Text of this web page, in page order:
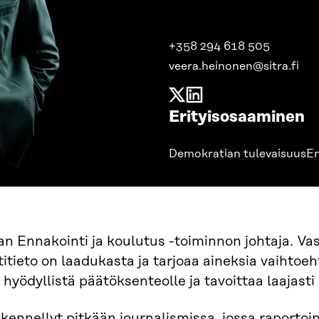
+358 294 618 505
veera.heinonen@sitra.fi
Erityisosaaminen
Demokratian tulevaisuus
Ennakointi ja koulutus -toiminnon johtaja.
on laadukasta ja tarjoaa aineksia
hyödyllistä päätöksenteolle ja tavoittaa laajasti